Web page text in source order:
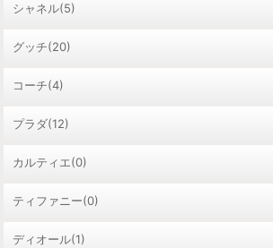
シャネル(5)
グッチ(20)
コーチ(4)
プラダ(12)
カルティエ(0)
ティファニー(0)
ディオール(1)